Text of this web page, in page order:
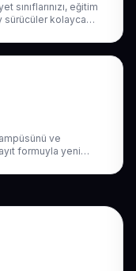
sınıflarınızı, eğitim
sürücüler kolayca
ve
formuyla yeni